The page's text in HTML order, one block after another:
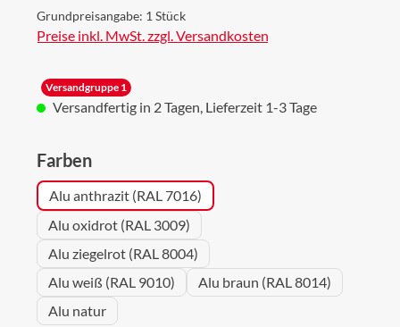
Grundpreisangabe: 1 Stück
Preise inkl. MwSt. zzgl. Versandkosten
Versandgruppe 1
Versandfertig in 2 Tagen, Lieferzeit 1-3 Tage
Farbenauswählen
Alu anthrazit (RAL 7016)
Alu oxidrot (RAL 3009)
Alu ziegelrot (RAL 8004)
Alu weiß (RAL 9010)
Alu braun (RAL 8014)
Alu natur